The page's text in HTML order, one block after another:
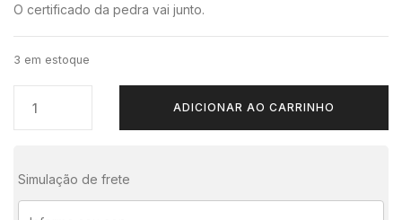
O certificado da pedra vai junto.
3 em estoque
ADICIONAR AO CARRINHO
Simulação de frete